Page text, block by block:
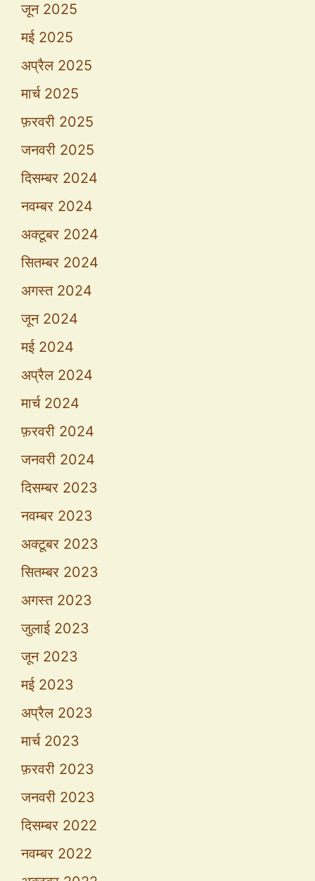
जून 2025
मई 2025
अप्रैल 2025
मार्च 2025
फ़रवरी 2025
जनवरी 2025
दिसम्बर 2024
नवम्बर 2024
अक्टूबर 2024
सितम्बर 2024
अगस्त 2024
जून 2024
मई 2024
अप्रैल 2024
मार्च 2024
फ़रवरी 2024
जनवरी 2024
दिसम्बर 2023
नवम्बर 2023
अक्टूबर 2023
सितम्बर 2023
अगस्त 2023
जुलाई 2023
जून 2023
मई 2023
अप्रैल 2023
मार्च 2023
फ़रवरी 2023
जनवरी 2023
दिसम्बर 2022
नवम्बर 2022